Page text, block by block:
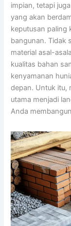
impian, tetapi
yang akan
keputusan paling
bangunan. Tidak
material asal-
kualitas bahan
kenyamanan
depan. Untuk itu,
utama menjadi
Anda